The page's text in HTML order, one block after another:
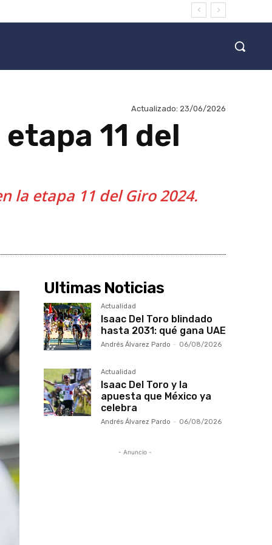
Actualizado: 23/06/2026
11 del
la etapa 11 del Giro 2024.
Ultimas Noticias
Actualidad
Isaac Del Toro blindado
hasta 2031: qué gana UAE
Andrés Álvarez Pardo - 06/08/2026
Actualidad
Isaac Del Toro y la
apuesta que México ya
celebra
Andrés Álvarez Pardo - 06/08/2026
- Anuncio -